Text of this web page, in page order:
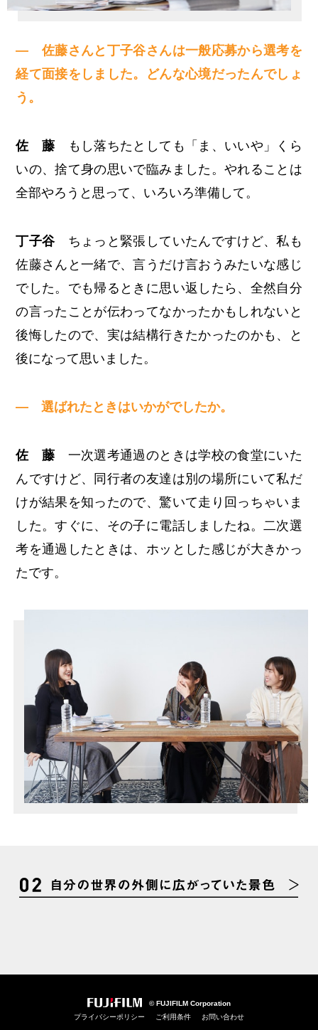
— 佐藤さんと丁子谷さんは一般応募から選考を
経て面接をしました。どんな心境だったんでしょ
う。
佐 藤
もし落ちたとしても「ま、いいや」くら
いの、捨て身の思いで臨みました。やれることは
全部やろうと思って、いろいろ準備して。
丁子谷 ちょっと緊張していたんですけど、私も
佐藤さんと一緒で、言うだけ言おうみたいな感じ
でした。でも帰るときに思い返したら、全然自分
の言ったことが伝わってなかったかもしれないと
後悔したので、実は結構行きたかったのかも、と
後になって思いました。
— 選ばれたときはいかがでしたか。
佐 藤 一次選考通過のときは学校の食堂にいた
んですけど、同行者の友達は別の場所にいて私だ
けが結果を知ったので、驚いて走り回っちゃいま
した。すぐに、その子に電話しましたね。二次選
考を通過したときは、ホッとした感じが大きかっ
たです。
© FUJIFILM Corporation
プライバシーポリシー
ご利用条件 お問い合わせ